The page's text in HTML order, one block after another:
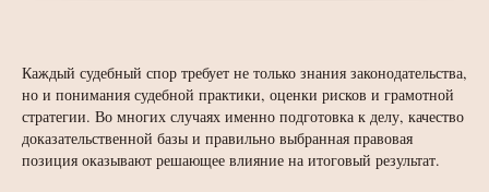
Каждый судебный спор требует не только знания законодательства,
но и понимания судебной практики, оценки рисков и грамотной
стратегии. Во многих случаях именно подготовка к делу, качество
доказательственной базы и правильно выбранная правовая
позиция оказывают решающее влияние на итоговый результат.